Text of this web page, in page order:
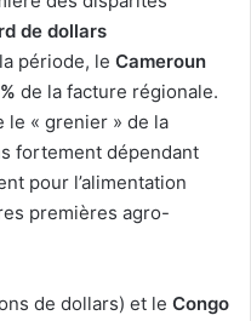
de dollars
période, le Cameroun
de la facture régionale.
le « grenier » de la
fortement dépendant
pour l’alimentation
premières agro-
de dollars) et le Congo